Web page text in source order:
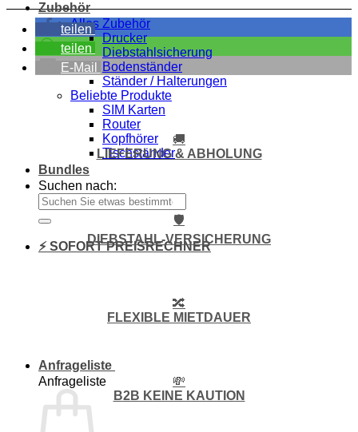
Zubehör
Alles Zubehör
Drucker
Diebstahlsicherung
Bodenständer
Ständer / Halterungen
Beliebte Produkte
SIM Karten
Router
Kopfhörer
Tischständer
Bundles
Suchen nach:
⚡ SOFORT PREISRECHNER
Anfrageliste
Anfrageliste
teilen
teilen
E-Mail
🚚
LIEFERUNG & ABHOLUNG
🛡️
DIEBSTAHL-VERSICHERUNG
🔀
FLEXIBLE MIETDAUER
💸
B2B KEINE KAUTION